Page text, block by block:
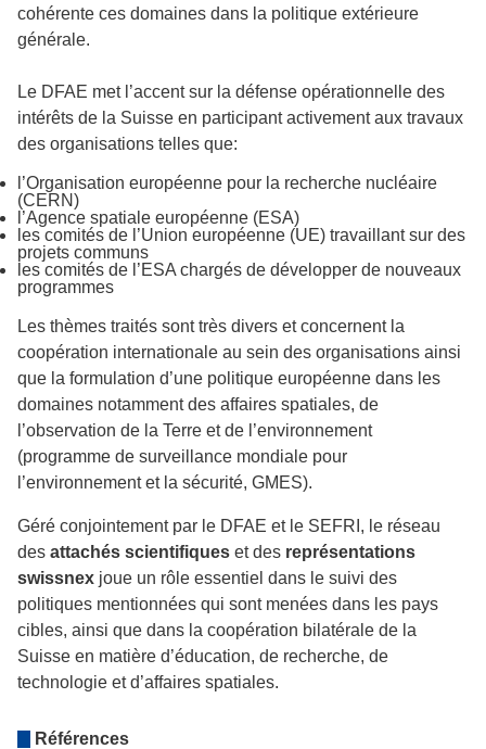
cohérente ces domaines dans la politique extérieure
générale.
Le DFAE met l’accent sur la défense opérationnelle des
intérêts de la Suisse en participant activement aux travaux
des organisations telles que:
l’Organisation européenne pour la recherche nucléaire
(CERN)
l’Agence spatiale européenne (ESA)
les comités de l’Union européenne (UE) travaillant sur des
projets communs
les comités de l’ESA chargés de développer de nouveaux
programmes
Les thèmes traités sont très divers et concernent la
coopération internationale au sein des organisations ainsi
que la formulation d’une politique européenne dans les
domaines notamment des affaires spatiales, de
l’observation de la Terre et de l’environnement
(programme de surveillance mondiale pour
l’environnement et la sécurité, GMES).
Géré conjointement par le DFAE et le SEFRI, le réseau
des attachés scientifiques et des représentations
swissnex joue un rôle essentiel dans le suivi des
politiques mentionnées qui sont menées dans les pays
cibles, ainsi que dans la coopération bilatérale de la
Suisse en matière d’éducation, de recherche, de
technologie et d’affaires spatiales.
Références